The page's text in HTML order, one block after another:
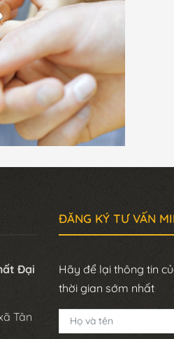
Đại
Tân
ĐĂNG KÝ TƯ VẤN
Hãy để lại thông tin
thời gian sớm nhất